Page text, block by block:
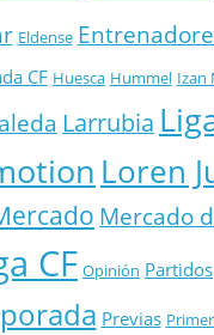
Eldense
CF Huesca Hummel Izan
Larrubia
Loren
Mercado
CF Opinión Partidos
Previas